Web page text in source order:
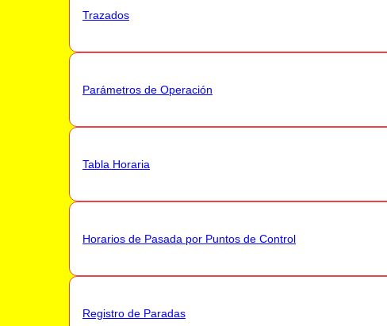
Trazados
Parámetros de Operación
Tabla Horaria
Horarios de Pasada por Puntos de Control
Registro de Paradas